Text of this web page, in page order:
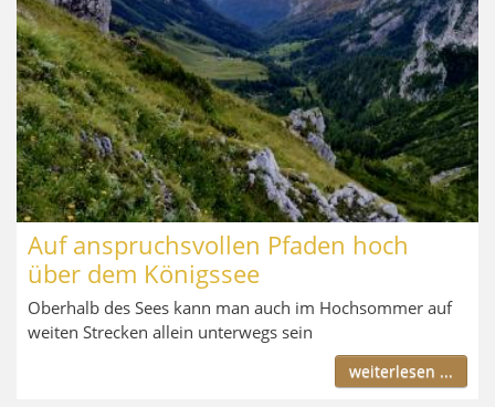
Auf anspruchsvollen Pfaden hoch
über dem Königssee
Oberhalb des Sees kann man auch im Hochsommer auf
weiten Strecken allein unterwegs sein
weiterlesen ...